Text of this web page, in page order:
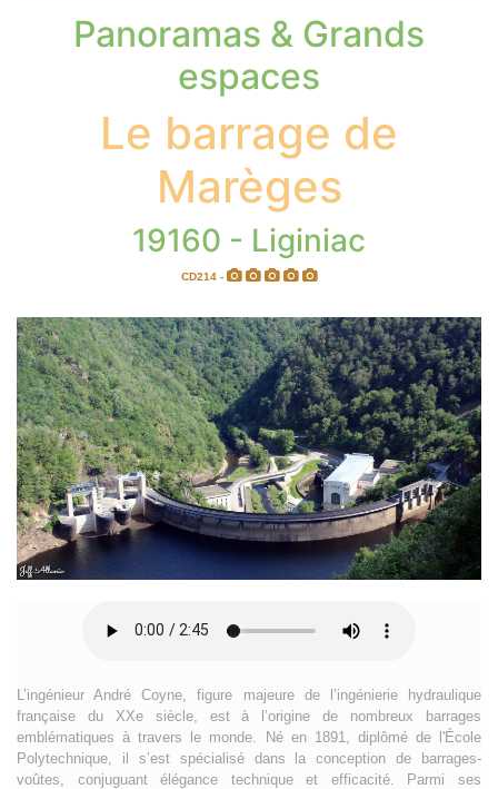
Panoramas & Grands
espaces
Le barrage de
Marèges
19160 - Liginiac
CD214 -
L’ingénieur André Coyne, figure majeure de l’ingénierie hydraulique
française du XXe siècle, est à l’origine de nombreux barrages
emblématiques à travers le monde. Né en 1891, diplômé de l'École
Polytechnique, il s’est spécialisé dans la conception de barrages-
voûtes, conjuguant élégance technique et efficacité. Parmi ses